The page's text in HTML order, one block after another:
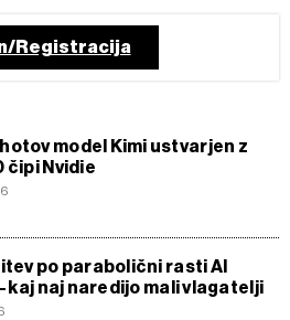
Registracija
model Kimi ustvarjen z
čipi Nvidie
po parabolični rasti AI
kaj naj naredijo mali vlagatelji